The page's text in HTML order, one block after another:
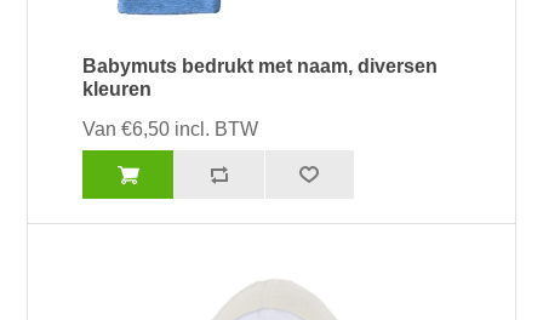
Babymuts bedrukt met naam, diversen
kleuren
Van €6,50 incl. BTW